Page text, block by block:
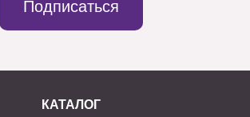
Подписаться
КАТАЛОГ